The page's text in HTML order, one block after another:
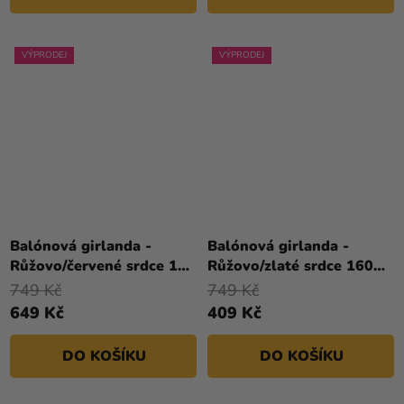
VÝPRODEJ
Balónová girlanda -
Růžovo/červené srdce 160
cm
649 Kč
749 Kč
DO KOŠÍKU
VÝPRODEJ
Balónová girlanda -
Růžovo/zlaté srdce 160
cm
409 Kč
749 Kč
DO KOŠÍKU